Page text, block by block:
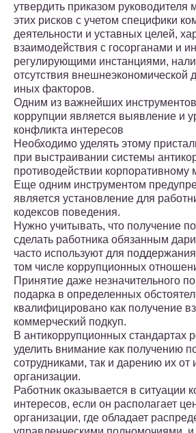
утвердить приказом руководителя
этих рисков с учетом специфики
деятельности и уставных целей,
взаимодействия с госорганами и
регулирующими инстанциями,
отсутствия внешнеэкономической
иных факторов.
Одним из важнейших
коррупции является выявление и
конфликта интересов
Необходимо уделять этому
при выстраивании системы
противодействии корпоративному
Еще одним инструментом
является установление для
кодексов поведения.
Нужно учитывать, что получение
сделать работника обязанным
часто используют для
том числе коррупционных
Принятие даже незначительного
подарка в определенных
квалифицировано как получение
коммерческий подкуп.
В антикоррупционных стандартах
уделить внимание как получению
сотрудниками, так и дарению их от
организации.
Работник оказывается в ситуации
интересов, если он располагает
организации, где обладает